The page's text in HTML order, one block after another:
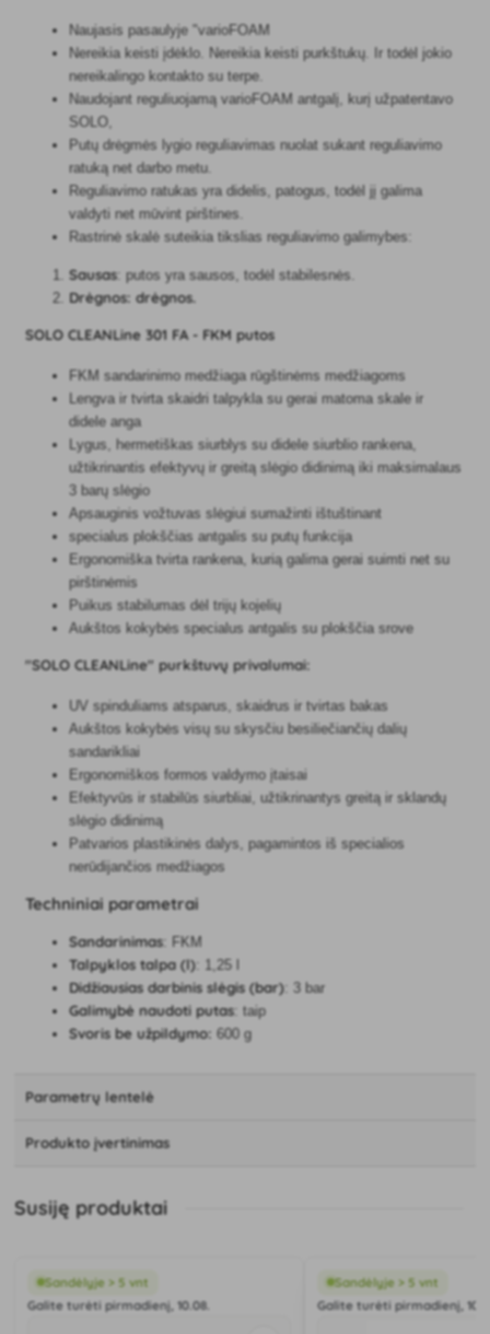
Naujasis pasaulyje "varioFOAM
Nereikia keisti įdėklo. Nereikia keisti purkštukų. Ir todėl jokio
nereikalingo kontakto su terpe.
Naudojant reguliuojamą varioFOAM antgalį, kurį užpatentavo
SOLO,
Putų drėgmės lygio reguliavimas nuolat sukant reguliavimo
ratuką net darbo metu.
Reguliavimo ratukas yra didelis, patogus, todėl jį galima
valdyti net mūvint pirštines.
Rastrinė skalė suteikia tikslias reguliavimo galimybes:
Sausas: putos yra sausos, todėl stabilesnės.
Drėgnos: drėgnos.
SOLO CLEANLine 301 FA - FKM putos
FKM sandarinimo medžiaga rūgštinėms medžiagoms
Lengva ir tvirta skaidri talpykla su gerai matoma skale ir
didele anga
Lygus, hermetiškas siurblys su didele siurblio rankena,
užtikrinantis efektyvų ir greitą slėgio didinimą iki maksimalaus
3 barų slėgio
Apsauginis vožtuvas slėgiui sumažinti ištuštinant
specialus plokščias antgalis su putų funkcija
Ergonomiška tvirta rankena, kurią galima gerai suimti net su
pirštinėmis
Puikus stabilumas dėl trijų kojelių
Aukštos kokybės specialus antgalis su plokščia srove
"SOLO CLEANLine" purkštuvų privalumai:
UV spinduliams atsparus, skaidrus ir tvirtas bakas
Aukštos kokybės visų su skysčiu besiliečiančių dalių
sandarikliai
Ergonomiškos formos valdymo įtaisai
Efektyvūs ir stabilūs siurbliai, užtikrinantys greitą ir sklandų
slėgio didinimą
Patvarios plastikinės dalys, pagamintos iš specialios
nerūdijančios medžiagos
Techniniai parametrai
Sandarinimas: FKM
Talpyklos talpa (l) : 1,25 l
Didžiausias darbinis slėgis (bar) : 3 bar
Galimybė naudoti putas: taip
Svoris be užpildymo: 600 g
Parametrų lentelė
Produkto įvertinimas
Susiję produktai
Sandėlyje > 5 vnt
Galite turėti pirmadienį, 10.08.
Sandėlyje > 5 vnt
Galite turėti pirmadienį,